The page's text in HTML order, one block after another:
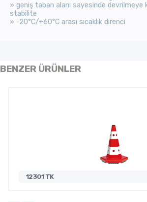
» geniş taban alanı sayesinde devrilmeye
stabilite
» -20°C/+60°C arası sıcaklık direnci
BENZER ÜRÜNLER
12301 TK